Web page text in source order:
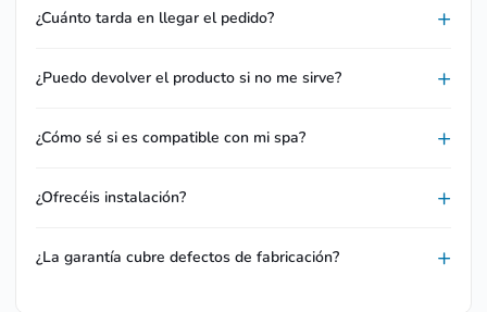
¿Cuánto tarda en llegar el pedido?
¿Puedo devolver el producto si no me sirve?
¿Cómo sé si es compatible con mi spa?
¿Ofrecéis instalación?
¿La garantía cubre defectos de fabricación?